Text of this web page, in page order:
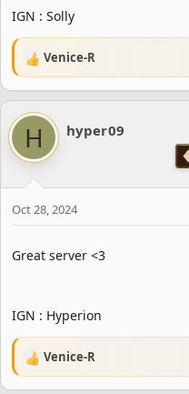
IGN : Solly
R
e
c
t
i
o
:
Venice-R
H hyper09
Oct 28, 2024
Great server <3
IGN : Hyperion
R
e
Venice-R